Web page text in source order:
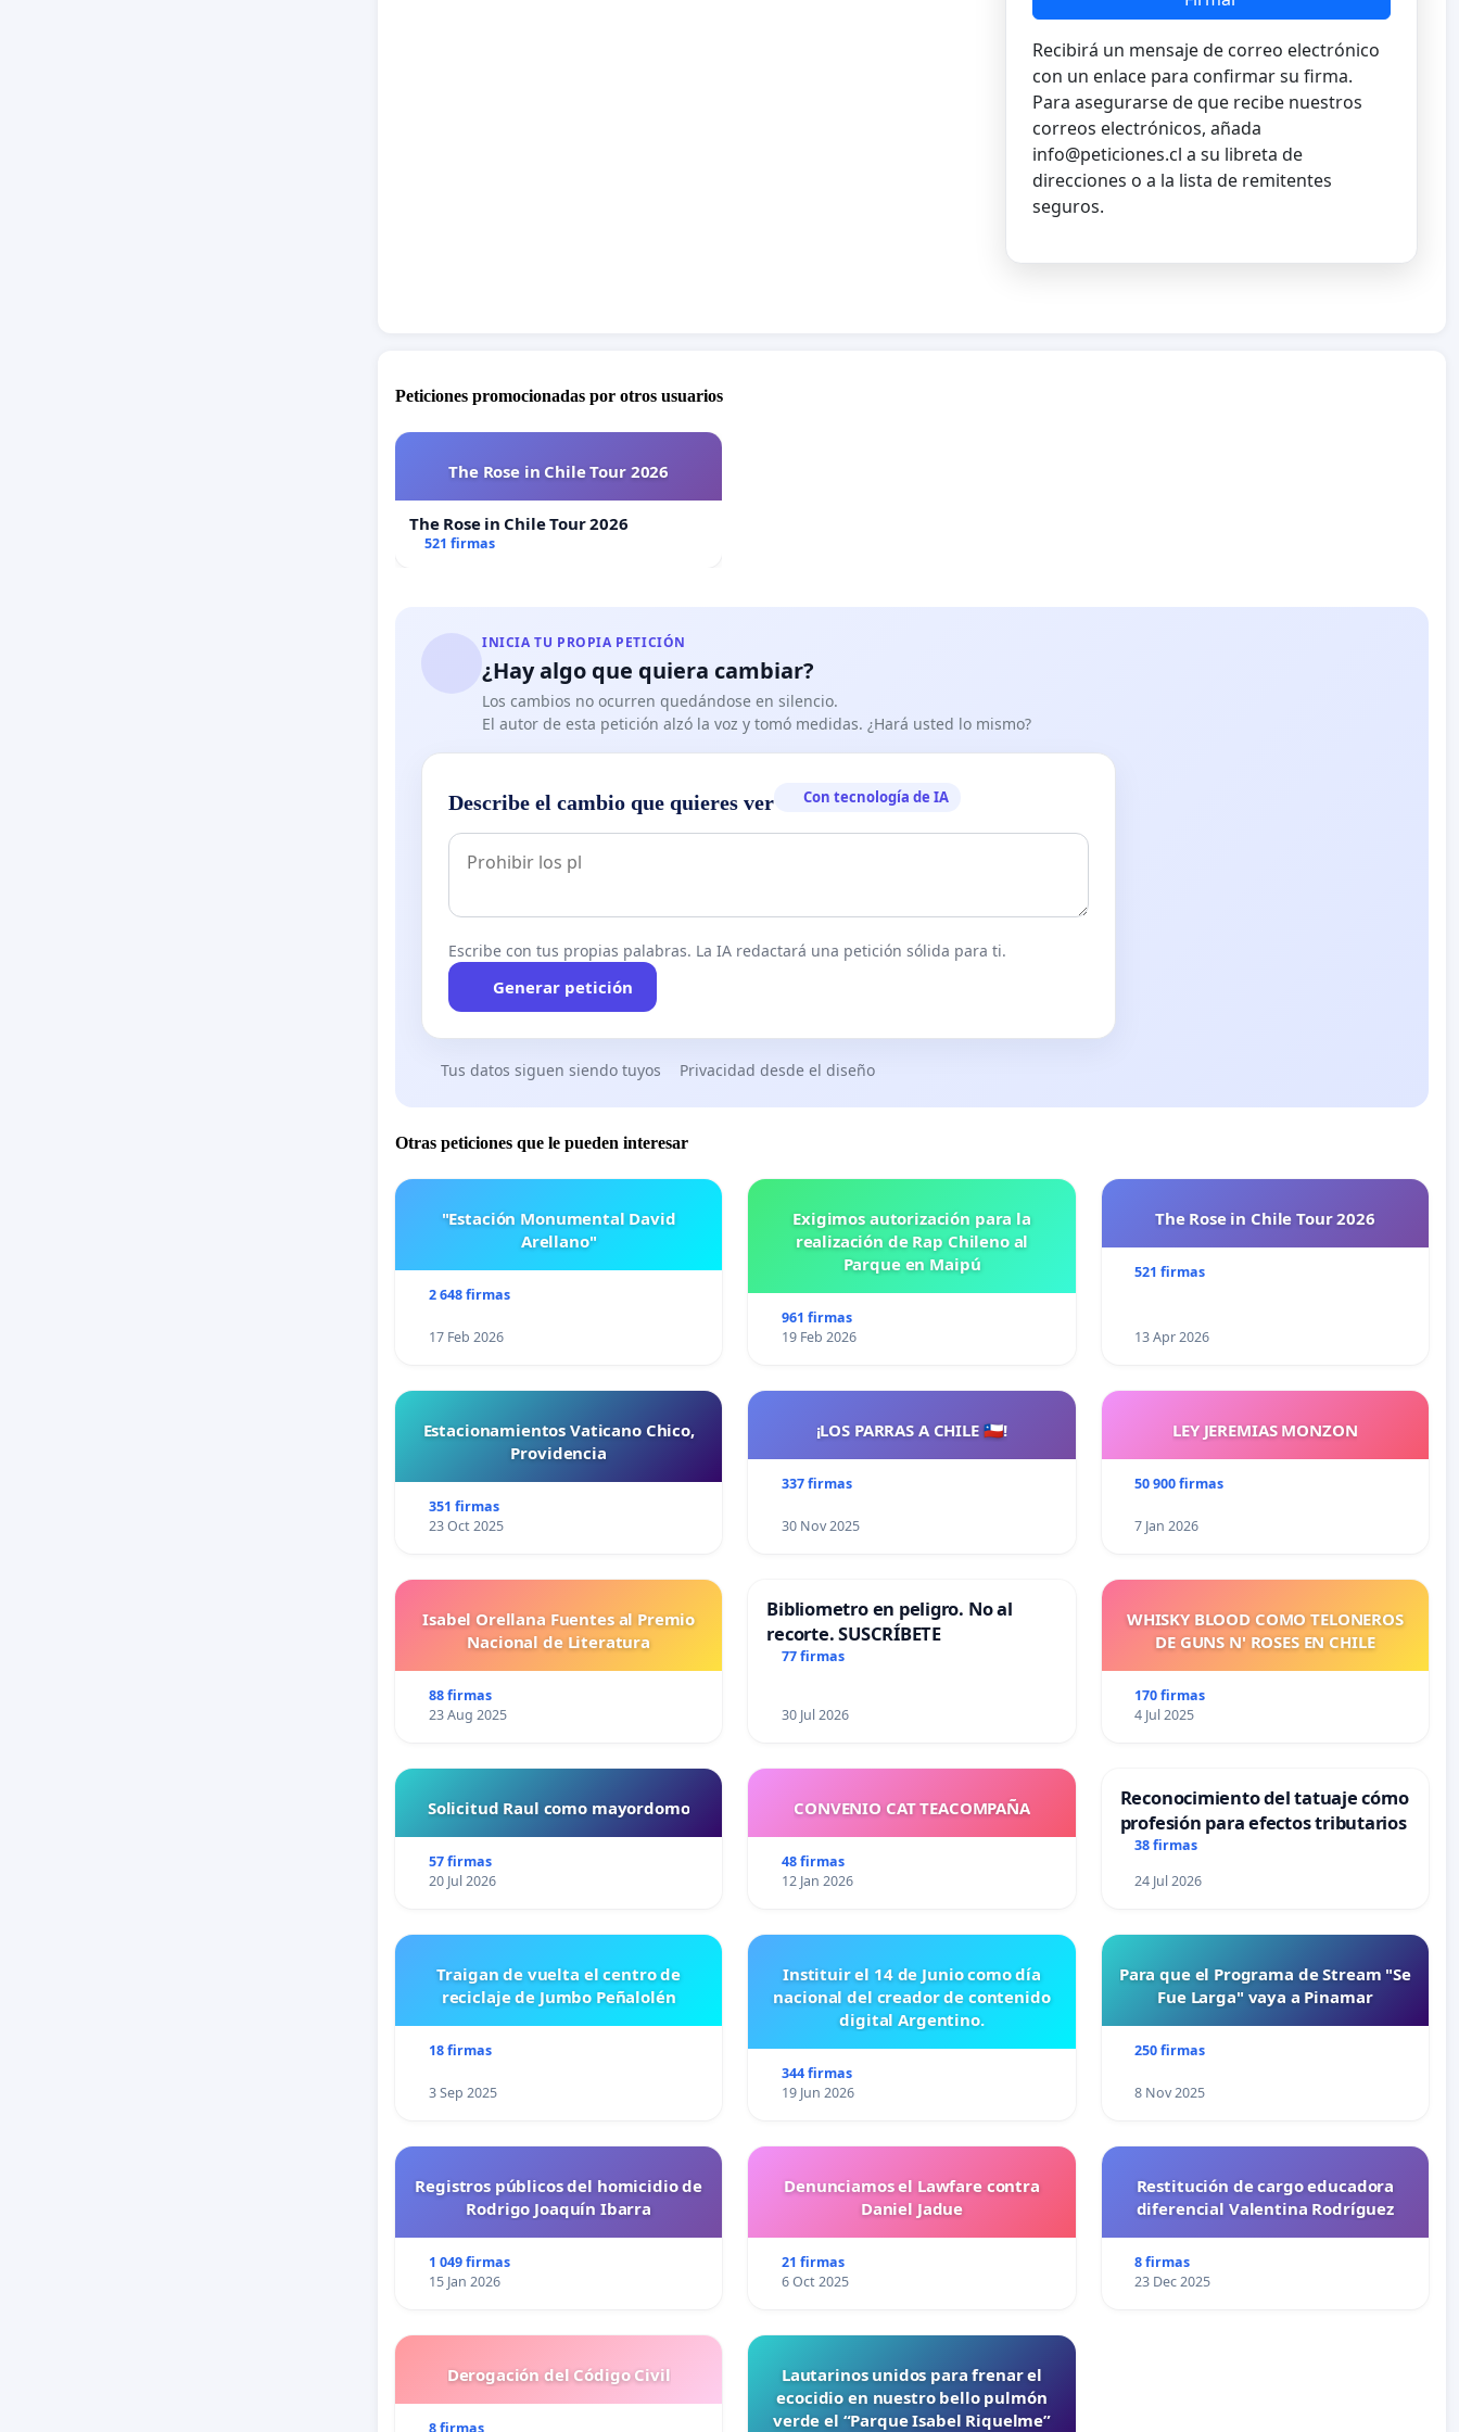
Atentamente, la juventud arbense.
Recibirá un mensaje de correo electrónico
con un enlace para confirmar su firma.
Para asegurarse de que recibe nuestros
correos electrónicos, añada
info@peticiones.cl a su libreta de
direcciones o a la lista de remitentes
seguros.
Peticiones promocionadas por otros usuarios
The Rose in Chile Tour 2026
The Rose in Chile Tour 2026
521 firmas
INICIA TU PROPIA PETICIÓN
¿Hay algo que quiera cambiar?
Los cambios no ocurren quedándose en silencio.
El autor de esta petición alzó la voz y tomó medidas. ¿Hará usted lo mismo?
Describe el cambio que quieres ver Con tecnología de IA
Escribe con tus propias palabras. La IA redactará una petición sólida para ti.
Generar petición
Tus datos siguen siendo tuyos Privacidad desde el diseño
Otras peticiones que le pueden interesar
"Estación Monumental David
Arellano"
2 648 firmas
17 Feb 2026
Exigimos autorización para la
realización de Rap Chileno al
Parque en Maipú
961 firmas
19 Feb 2026
The Rose in Chile Tour 2026
521 firmas
13 Apr 2026
Estacionamientos Vaticano Chico,
Providencia
351 firmas
23 Oct 2025
¡LOS PARRAS A CHILE 🇨🇱!
337 firmas
30 Nov 2025
LEY JEREMIAS MONZON
50 900 firmas
7 Jan 2026
Isabel Orellana Fuentes al Premio
Nacional de Literatura
88 firmas
23 Aug 2025
Bibliometro en peligro. No al
recorte. SUSCRÍBETE
77 firmas
30 Jul 2026
WHISKY BLOOD COMO TELONEROS
DE GUNS N' ROSES EN CHILE
170 firmas
4 Jul 2025
Solicitud Raul como mayordomo
57 firmas
20 Jul 2026
CONVENIO CAT TEACOMPAÑA
48 firmas
12 Jan 2026
Reconocimiento del tatuaje cómo
profesión para efectos tributarios
38 firmas
24 Jul 2026
Traigan de vuelta el centro de
reciclaje de Jumbo Peñalolén
18 firmas
3 Sep 2025
Instituir el 14 de Junio como día
nacional del creador de contenido
digital Argentino.
344 firmas
19 Jun 2026
Para que el Programa de Stream "Se
Fue Larga" vaya a Pinamar
250 firmas
8 Nov 2025
Registros públicos del homicidio de
Rodrigo Joaquín Ibarra
1 049 firmas
15 Jan 2026
Denunciamos el Lawfare contra
Daniel Jadue
21 firmas
6 Oct 2025
Restitución de cargo educadora
diferencial Valentina Rodríguez
8 firmas
23 Dec 2025
Derogación del Código Civil
Lautarinos unidos para frenar el
ecocidio en nuestro bello pulmón
verde el “Parque Isabel Riquelme”